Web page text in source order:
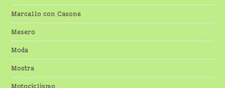
Marcallo con Casone
Mesero
Moda
Mostra
Motociclismo